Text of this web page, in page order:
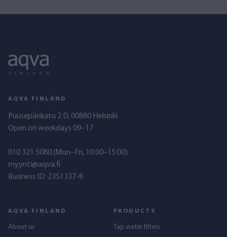
AQVA FINLAND
Puusepänkatu 2 D, 00880 Helsinki
Open on weekdays 09–17
010 321 5080 (Mon–Fri, 10:00–15:00)
myynti@aqva.fi
Business ID: 2351337-8
AQVA FINLAND
About us
PRODUCTS
Tap water filters